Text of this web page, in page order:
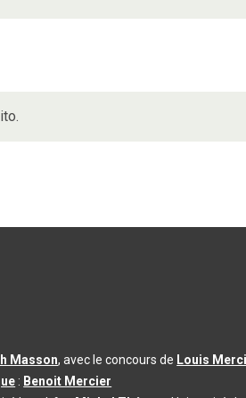
Masson, avec le concours de Louis
: Benoit Mercier